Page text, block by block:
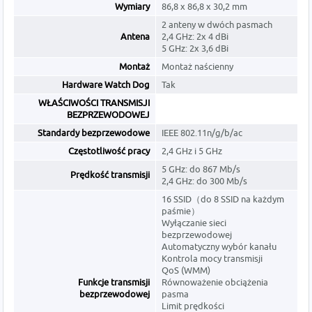
Wymiary
86,8 x 86,8 x 30,2 mm
Antena
2 anteny w dwóch pasmach
2,4 GHz: 2x 4 dBi
5 GHz: 2x 3,6 dBi
Montaż
Montaż naścienny
Hardware Watch Dog
Tak
WŁAŚCIWOŚCI TRANSMISJI
BEZPRZEWODOWEJ
Standardy bezprzewodowe
IEEE 802.11n/g/b/ac
Częstotliwość pracy
2,4 GHz i 5 GHz
Prędkość transmisji
5 GHz: do 867 Mb/s
2,4 GHz: do 300 Mb/s
Funkcje transmisji
bezprzewodowej
16 SSID（do 8 SSID na każdym
paśmie）
Wyłączanie sieci
bezprzewodowej
Automatyczny wybór kanału
Kontrola mocy transmisji
QoS (WMM)
Równoważenie obciążenia
pasma
Limit prędkości